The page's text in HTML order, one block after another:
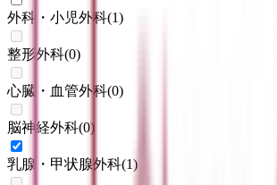
外科・小児外科(1)
整形外科(0)
心臓・血管外科(0)
脳神経外科(0)
乳腺・甲状腺外科(1)